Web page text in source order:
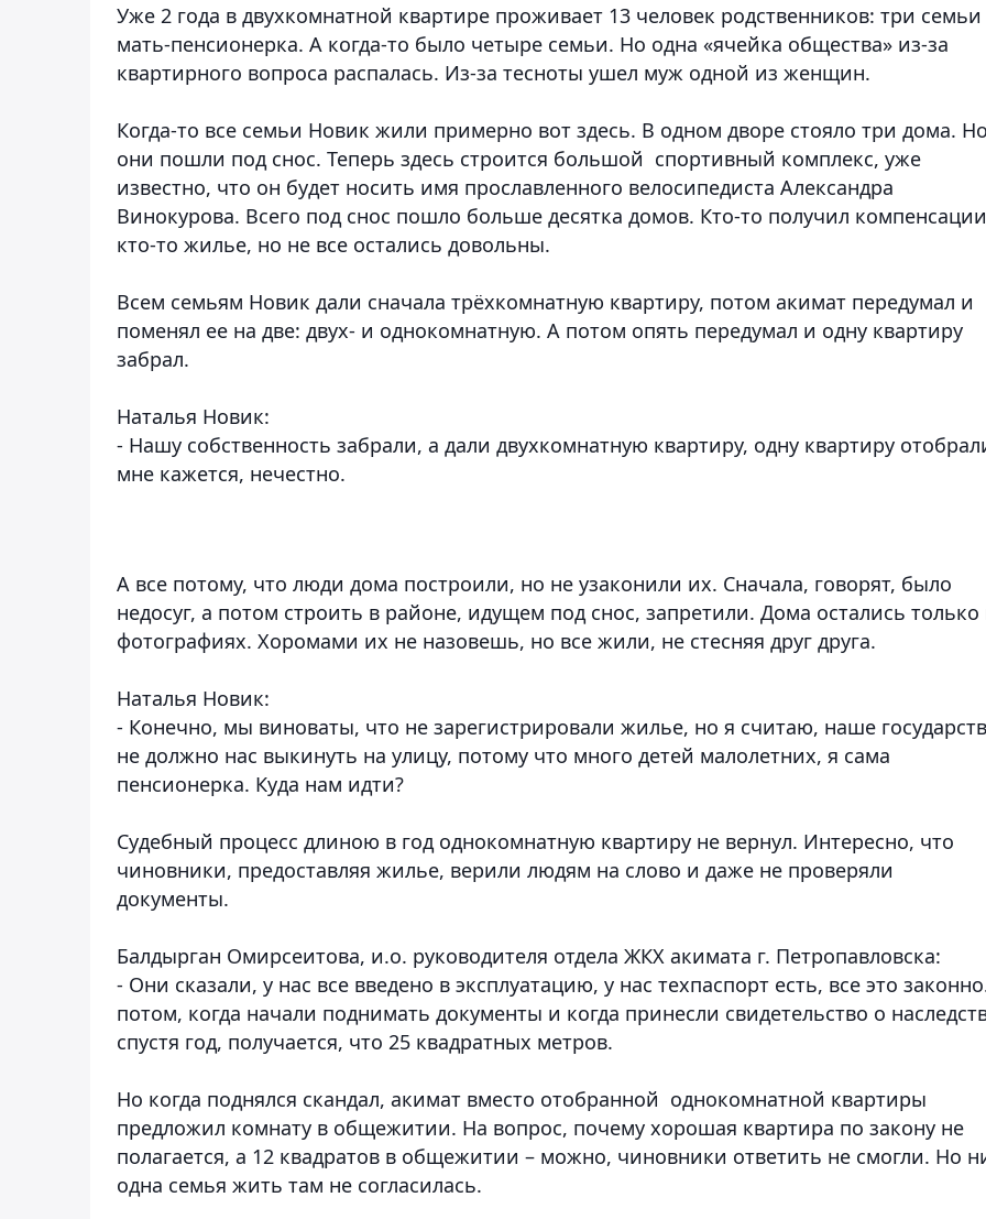
Уже 2 года в двухкомнатной квартире проживает 13 человек родственников: три семьи
мать-пенсионерка. А когда-то было четыре семьи. Но одна «ячейка общества» из-за
квартирного вопроса распалась. Из-за тесноты ушел муж одной из женщин.
Когда-то все семьи Новик жили примерно вот здесь. В одном дворе стояло три дома. Но
они пошли под снос. Теперь здесь строится большой спортивный комплекс, уже
известно, что он будет носить имя прославленного велосипедиста Александра
Винокурова. Всего под снос пошло больше десятка домов. Кто-то получил
кто-то жилье, но не все остались довольны.
Всем семьям Новик дали сначала трёхкомнатную квартиру, потом акимат передумал и
поменял ее на две: двух- и однокомнатную. А потом опять передумал и одну квартиру
забрал.
Наталья Новик:
- Нашу собственность забрали, а дали двухкомнатную квартиру, одну квартиру
мне кажется, нечестно.
А все потому, что люди дома построили, но не узаконили их. Сначала, говорят, было
недосуг, а потом строить в районе, идущем под снос, запретили. Дома остались только
фотографиях. Хоромами их не назовешь, но все жили, не стесняя друг друга.
Наталья Новик:
- Конечно, мы виноваты, что не зарегистрировали жилье, но я считаю, наше
не должно нас выкинуть на улицу, потому что много детей малолетних, я сама
пенсионерка. Куда нам идти?
Судебный процесс длиною в год однокомнатную квартиру не вернул. Интересно, что
чиновники, предоставляя жилье, верили людям на слово и даже не проверяли
документы.
Балдырган Омирсеитова, и.о. руководителя отдела ЖКХ акимата г. Петропавловска:
- Они сказали, у нас все введено в эксплуатацию, у нас техпаспорт есть, все это
потом, когда начали поднимать документы и когда принесли свидетельство о
спустя год, получается, что 25 квадратных метров.
Но когда поднялся скандал, акимат вместо отобранной однокомнатной квартиры
предложил комнату в общежитии. На вопрос, почему хорошая квартира по закону не
полагается, а 12 квадратов в общежитии – можно, чиновники ответить не смогли. Но
одна семья жить там не согласилась.